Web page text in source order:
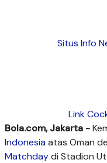
Situs Info
Link
Bola.com, Jakarta -
Indonesiaatas Oman
Matchdaydi Stadion